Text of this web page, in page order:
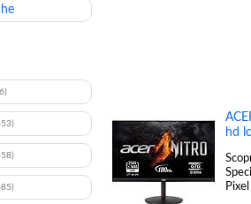
hd